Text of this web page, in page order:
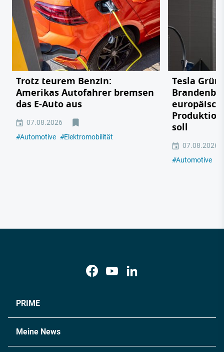
Trotz teurem Benzin:
Amerikas Autofahrer bremsen
das E-Auto aus
07.08.2026
#Automotive #Elektromobilität
Tesla
soll
07.08.2026
#Automotive
PRIME
Meine News